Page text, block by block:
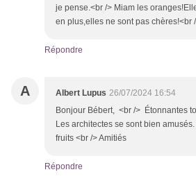
je pense.<br /> Miam les
en plus,elles ne sont pas chères!<br
Répondre
A Albert Lupus 26/07/2024 16:54
Bonjour Bébert, <br /> Étonnantes
Les architectes se sont bien
fruits <br /> Amitiés
Répondre